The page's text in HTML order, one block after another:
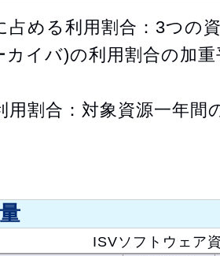
める利用割合：3つの
カイバ)の利用割合の加重
割合：対象資源一年間
ISVソフトウェア